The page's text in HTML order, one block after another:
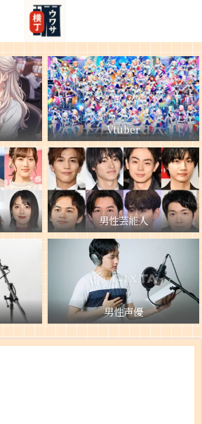
Vtuber
男性芸能人
男性声優